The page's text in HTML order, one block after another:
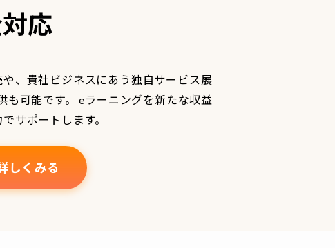
応
、貴社ビジネスにあう独自サービス展
も可能です。 eラーニングを新たな収益
サポートします。
しくみる